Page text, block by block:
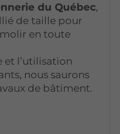
du Québec,
de taille pour
en toute
et l’utilisation
nous saurons
de bâtiment.